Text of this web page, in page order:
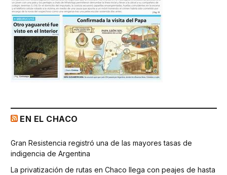
EN EL CHACO
Gran Resistencia registró una de las mayores tasas de
indigencia de Argentina
La privatización de rutas en Chaco llega con peajes de hasta